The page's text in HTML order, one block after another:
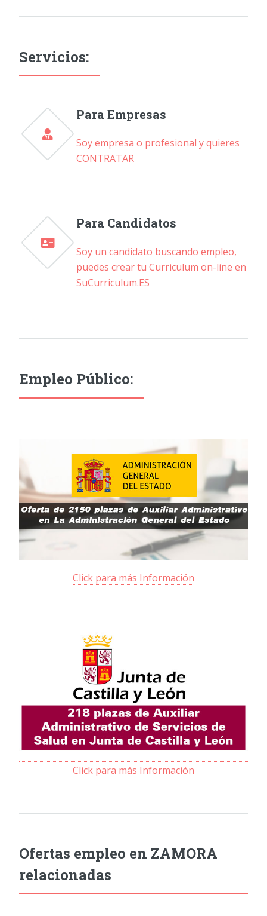
Servicios:
Para Empresas
Soy empresa o profesional y quieres
CONTRATAR
Para Candidatos
Soy un candidato buscando empleo,
puedes crear tu Curriculum on-line en
SuCurriculum.ES
Empleo Público:
Click para más Información
Click para más Información
Ofertas empleo en ZAMORA
relacionadas